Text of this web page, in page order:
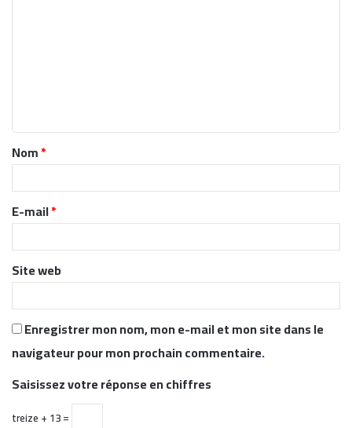
t
a
r
e
*
Nom*
E-mail*
Site web
Enregistrer mon nom, mon e-mail et mon site dans le
navigateur pour mon prochain commentaire.
Saisissez votre réponse en chiffres
treize + 13 =